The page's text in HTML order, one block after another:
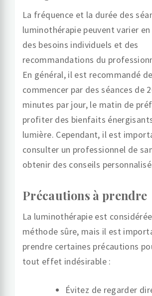
La fréquence et la durée des
luminothérapie peuvent varier
des besoins individuels et des
recommandations du
En général, il est recommandé de
commencer par des séances de
minutes par jour, le matin de
profiter des bienfaits
lumière. Cependant, il est
consulter un professionnel de
obtenir des conseils
Précautions à prendre
La luminothérapie est
méthode sûre, mais il est
prendre certaines précautions
tout effet indésirable :
Évitez de regarder